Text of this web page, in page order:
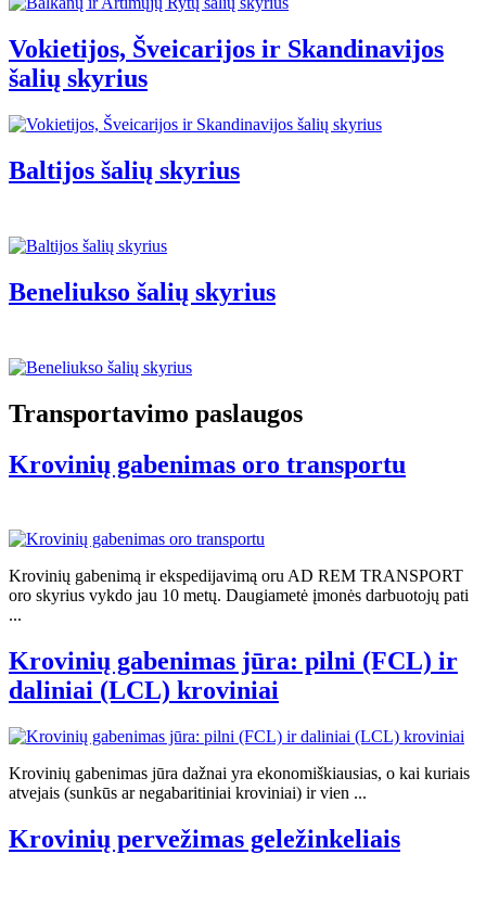
Vokietijos, Šveicarijos ir Skandinavijos
šalių skyrius
Baltijos šalių skyrius
Beneliukso šalių skyrius
Transportavimo paslaugos
Krovinių gabenimas oro transportu
Krovinių gabenimą ir ekspedijavimą oru AD REM TRANSPORT
oro skyrius vykdo jau 10 metų. Daugiametė įmonės darbuotojų pati
...
Krovinių gabenimas jūra: pilni (FCL) ir
daliniai (LCL) kroviniai
Krovinių gabenimas jūra dažnai yra ekonomiškiausias, o kai kuriais
atvejais (sunkūs ar negabaritiniai kroviniai) ir vien ...
Krovinių pervežimas geležinkeliais